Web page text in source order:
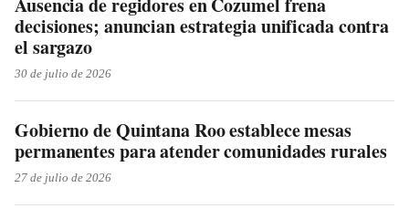
decisiones; anuncian estrategia unificada contra
el sargazo
30 de julio de 2026
Gobierno de Quintana Roo establece mesas
permanentes para atender comunidades rurales
27 de julio de 2026